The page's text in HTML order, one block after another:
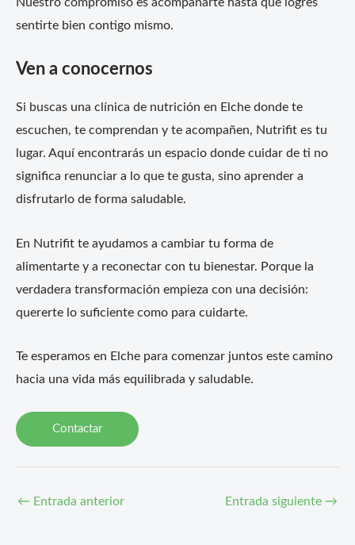
sentirte bien contigo mismo.
Ven a conocernos
Si buscas una clínica de nutrición en Elche donde te
escuchen, te comprendan y te acompañen, Nutrifit es tu
lugar. Aquí encontrarás un espacio donde cuidar de ti no
significa renunciar a lo que te gusta, sino aprender a
disfrutarlo de forma saludable.
En Nutrifit te ayudamos a cambiar tu forma de
alimentarte y a reconectar con tu bienestar. Porque la
verdadera transformación empieza con una decisión:
quererte lo suficiente como para cuidarte.
Te esperamos en Elche para comenzar juntos este camino
hacia una vida más equilibrada y saludable.
Contactar
← Entrada anterior Entrada siguiente →